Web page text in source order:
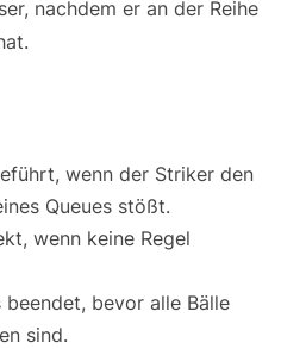
nachdem er an der Reihe
wenn der Striker den
Queues stößt.
wenn keine Regel
bevor alle Bälle
sind.